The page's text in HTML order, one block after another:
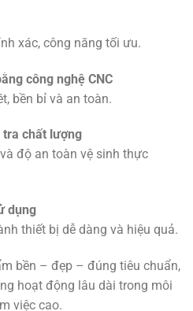
xác, công năng tối ưu.
công nghệ CNC
bền bỉ và an toàn.
tra chất lượng
độ an toàn vệ sinh thực
dụng
thiết bị dễ dàng và hiệu quả.
bền – đẹp – đúng tiêu chuẩn,
hoạt động lâu dài trong môi
việc cao.